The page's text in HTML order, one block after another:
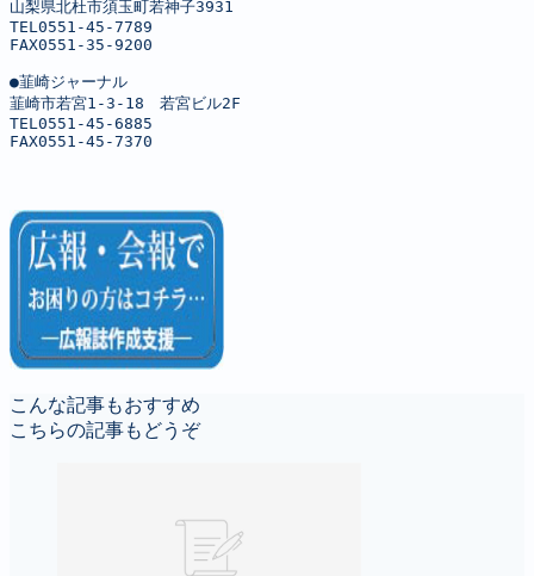
山梨県北杜市須玉町若神子3931
TEL0551-45-7789
FAX0551-35-9200
●韮崎ジャーナル
韮崎市若宮1-3-18　若宮ビル2F
TEL0551-45-6885
FAX0551-45-7370
こんな記事もおすすめ
こちらの記事もどうぞ